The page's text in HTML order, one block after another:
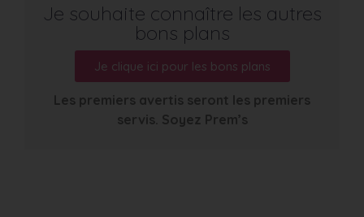
Je souhaite connaître les autres
bons plans
Je clique ici pour les bons plans
Les premiers avertis seront les premiers
servis. Soyez Prem’s